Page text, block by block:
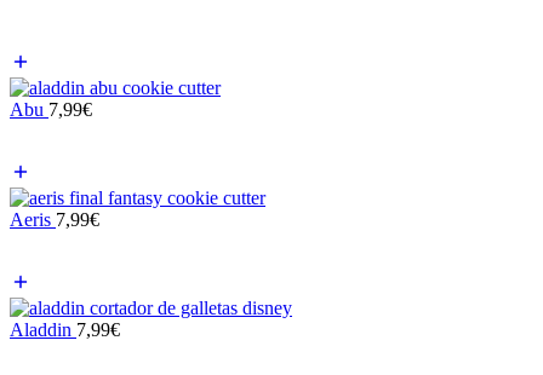
Abu 7,99€
Aeris 7,99€
Aladdin 7,99€